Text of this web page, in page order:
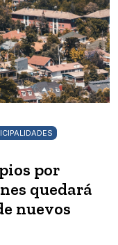
por
quedará
nuevos